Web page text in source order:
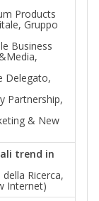
Products
Gruppo
Business
Delegato,
Partnership,
& New
trend in
Ricerca,
Internet)